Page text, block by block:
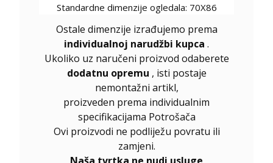
Standardne dimenzije ogledala: 70X86
Ostale dimenzije izrađujemo prema
individualnoj narudžbi kupca .
Ukoliko uz naručeni proizvod odaberete
dodatnu opremu , isti postaje
nemontažni artikl,
proizveden prema individualnim
specifikacijama Potrošača
Ovi proizvodi ne podliježu povratu ili
zamjeni.